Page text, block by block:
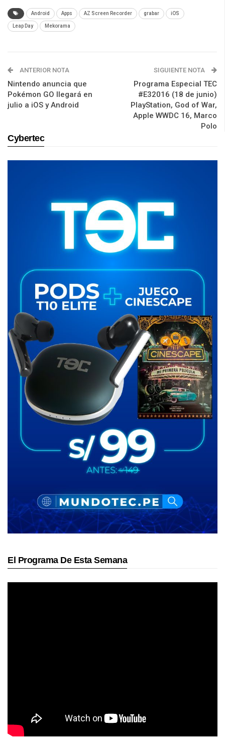
Android Apps AZ Screen Recorder grabar iOS
Leap Day Mekorama
ANTERIOR NOTA
Nintendo anuncia que
Pokémon GO llegará en
julio a iOS y Android
SIGUIENTE NOTA
Programa Especial TEC
#E32016 (18 de junio)
PlayStation, God of War,
Apple WWDC 16, Marco
Polo
Cybertec
El Programa De Esta Semana